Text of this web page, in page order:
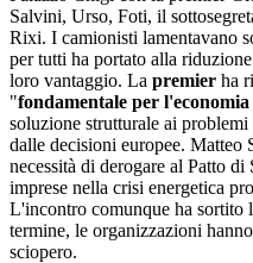
Salvini, Urso, Foti, il
Rixi. I camionisti lamentavano
per tutti ha portato alla
loro vantaggio. La premier ha
"fondamentale per l'economia
soluzione strutturale ai
dalle decisioni europee.
necessità di derogare al Patto
imprese nella crisi energetica
L'incontro comunque ha
termine, le organizzazioni
sciopero.